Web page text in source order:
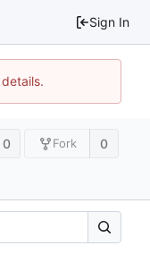
Sign In
0 Fork 0